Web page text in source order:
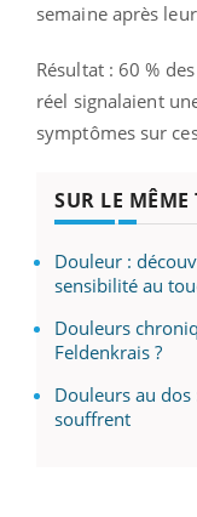
semaine après
Résultat : 60 %
réel signalaient
symptômes sur
SUR LE MÊME
Douleur :
sensibilité au
Douleurs
Feldenkrais ?
Douleurs au dos
souffrent